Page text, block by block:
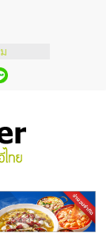
นดี?
ธุรกิจ
านี
ฟรน